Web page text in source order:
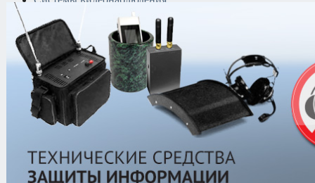
оборудование
Контроль доступа
Каталог/Металлодетекторы/
FISHER F2
Артикул00442